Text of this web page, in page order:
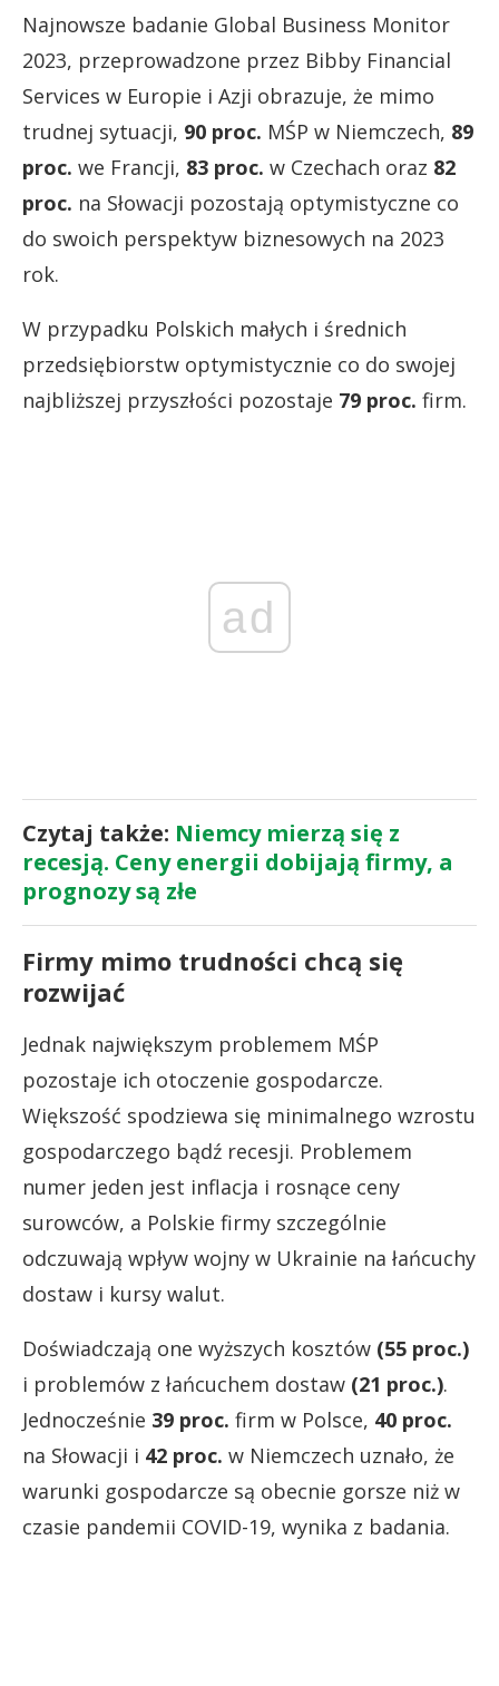
Najnowsze badanie Global Business Monitor
2023, przeprowadzone przez Bibby Financial
Services w Europie i Azji obrazuje, że mimo
trudnej sytuacji, 90 proc. MŚP w Niemczech, 89
proc. we Francji, 83 proc. w Czechach oraz 82
proc. na Słowacji pozostają optymistyczne co
do swoich perspektyw biznesowych na 2023
rok.
W przypadku Polskich małych i średnich
przedsiębiorstw optymistycznie co do swojej
najbliższej przyszłości pozostaje 79 proc. firm.
ad
Czytaj także: Niemcy mierzą się z
recesją. Ceny energii dobijają firmy, a
prognozy są złe
Firmy mimo trudności chcą się
rozwijać
Jednak największym problemem MŚP
pozostaje ich otoczenie gospodarcze.
Większość spodziewa się minimalnego wzrostu
gospodarczego bądź recesji. Problemem
numer jeden jest inflacja i rosnące ceny
surowców, a Polskie firmy szczególnie
odczuwają wpływ wojny w Ukrainie na łańcuchy
dostaw i kursy walut.
Doświadczają one wyższych kosztów (55 proc.)
i problemów z łańcuchem dostaw (21 proc.).
Jednocześnie 39 proc. firm w Polsce, 40 proc.
na Słowacji i 42 proc. w Niemczech uznało, że
warunki gospodarcze są obecnie gorsze niż w
czasie pandemii COVID-19, wynika z badania.